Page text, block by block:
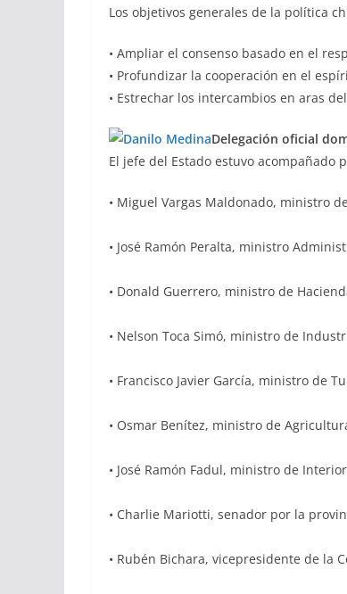
Los objetivos generales de la política
• Ampliar el consenso basado en el
• Profundizar la cooperación en el
• Estrechar los intercambios en aras
Delegación oficial
El jefe del Estado estuvo
• Miguel Vargas Maldonado, ministro
• José Ramón Peralta, ministro
• Donald Guerrero, ministro de
• Nelson Toca Simó, ministro de
• Francisco Javier García, ministro de
• Osmar Benítez, ministro de
• José Ramón Fadul, ministro de
• Charlie Mariotti, senador por la
• Rubén Bichara, vicepresidente de la